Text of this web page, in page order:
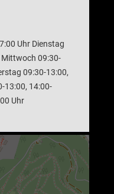
Uhr Dienstag
Mittwoch 09:30-
09:30-13:00,
13:00, 14:00-
Uhr